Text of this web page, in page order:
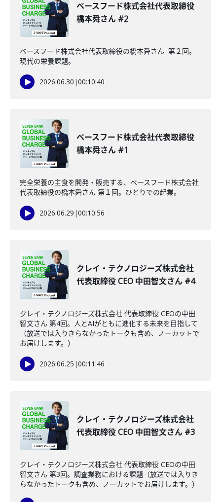
ベースフード株式会社代表取締役
橋本舜さん #2
ベースフード株式会社代表取締役の橋本舜さん 第２回。
現代の栄養課題。
2026.06.30 |00:10:40
ベースフード株式会社代表取締役
橋本舜さん #1
完全栄養の主食を開発・販売する、ベースフード株式会社
代表取締役の橋本舜さん 第１回。ひとりでの起業。
2026.06.29 |00:10:56
クレイ・テクノロジーズ株式会社
代表取締役 CEO 中田智文さん #4
クレイ・テクノロジーズ株式会社 代表取締役 CEOの中田
智文さん 第4回。人とAIがともに進化する未来を目指して
（放送では入りきらなかったトークも含め、ノーカットで
お届けします。）
2026.06.25 |00:11:46
クレイ・テクノロジーズ株式会社
代表取締役 CEO 中田智文さん #3
クレイ・テクノロジーズ株式会社 代表取締役 CEOの中田
智文さん 第3回。調査業務における課題（放送では入りき
らなかったトークも含め、ノーカットでお届けします。）